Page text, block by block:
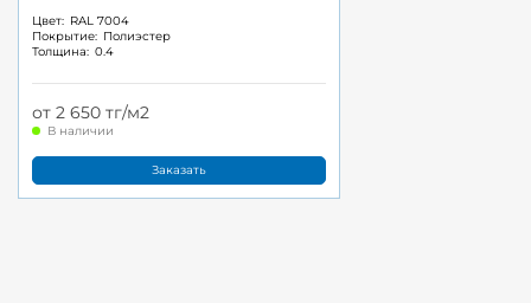
Цвет: RAL 7004
Покрытие: Полиэстер
Толщина: 0.4
от 2 650 тг/м2
В наличии
Заказать